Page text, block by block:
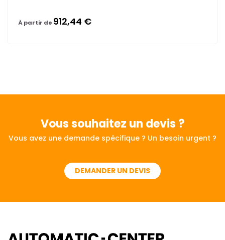
À partir de 912,44 €
Vous souhaitez un devis ?
Vous avez une demande spécifique ? Un besoin urgent ?
DEMANDER UN DEVIS